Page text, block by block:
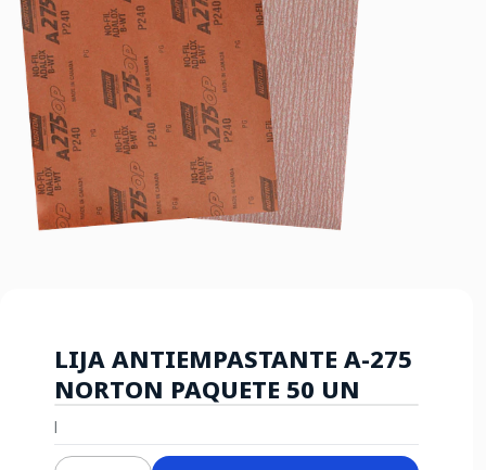
|
LIJA ANTIEMPASTANTE A-275
NORTON PAQUETE 50 UN